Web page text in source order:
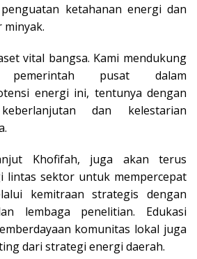
ketahanan energi dan
vital bangsa. Kami mendukung
pusat dalam
energi ini, tentunya dengan
dan kelestarian
Khofifah, juga akan terus
lintas sektor untuk mempercepat
kemitraan strategis dengan
lembaga penelitian. Edukasi
komunitas lokal juga
dari strategi energi daerah.